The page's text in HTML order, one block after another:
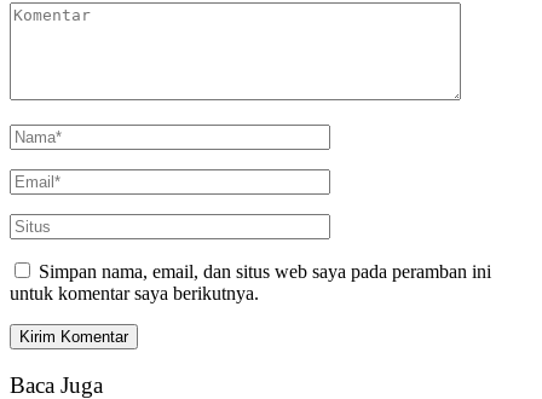
Simpan nama, email, dan situs web saya pada peramban ini
untuk komentar saya berikutnya.
Baca Juga